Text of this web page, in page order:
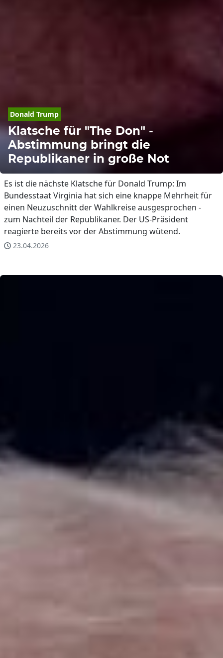
Donald Trump
Klatsche für "The Don" -
Abstimmung bringt die
Republikaner in große Not
Es ist die nächste Klatsche für Donald Trump: Im
Bundesstaat Virginia hat sich eine knappe Mehrheit für
einen Neuzuschnitt der Wahlkreise ausgesprochen -
zum Nachteil der Republikaner. Der US-Präsident
reagierte bereits vor der Abstimmung wütend.
23.04.2026